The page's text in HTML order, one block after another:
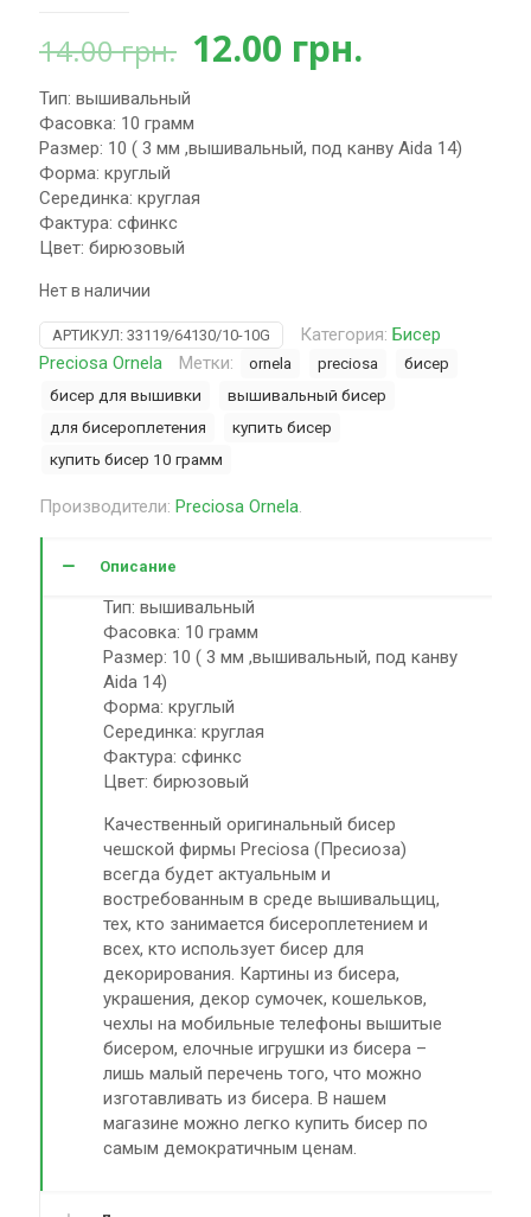
14.00грн. Первоначальная
составляла
14.00 грн..
12.00 грн.
Тип: вышивальный
Фасовка: 10 грамм
Размер: 10 ( 3 мм ,вышивальный, под канву Aida 14)
Форма: круглый
Серединка: круглая
Фактура: сфинкс
Цвет: бирюзовый
Нет в наличии
АРТИКУЛ: 33119/64130/10-10G Категория: Бисер
Preciosa Ornela
Метки: ornela preciosa
бисер
бисер для вышивки
вышивальный бисер
для бисероплетения
купить бисер
купить бисер 10 грамм
Производители: Preciosa Ornela.
Описание
Тип: вышивальный
Фасовка: 10 грамм
Размер: 10 ( 3 мм ,вышивальный, под канву
Aida 14)
Форма: круглый
Серединка: круглая
Фактура: сфинкс
Цвет: бирюзовый
Качественный оригинальный бисер
чешской фирмы Preciosa (Пресиоза)
всегда будет актуальным и
востребованным в среде вышивальщиц,
тех, кто занимается бисероплетением и
всех, кто использует бисер для
декорирования. Картины из бисера,
украшения, декор сумочек, кошельков,
чехлы на мобильные телефоны вышитые
бисером, елочные игрушки из бисера –
лишь малый перечень того, что можно
изготавливать из бисера. В нашем
магазине можно легко купить бисер по
самым демократичным ценам.